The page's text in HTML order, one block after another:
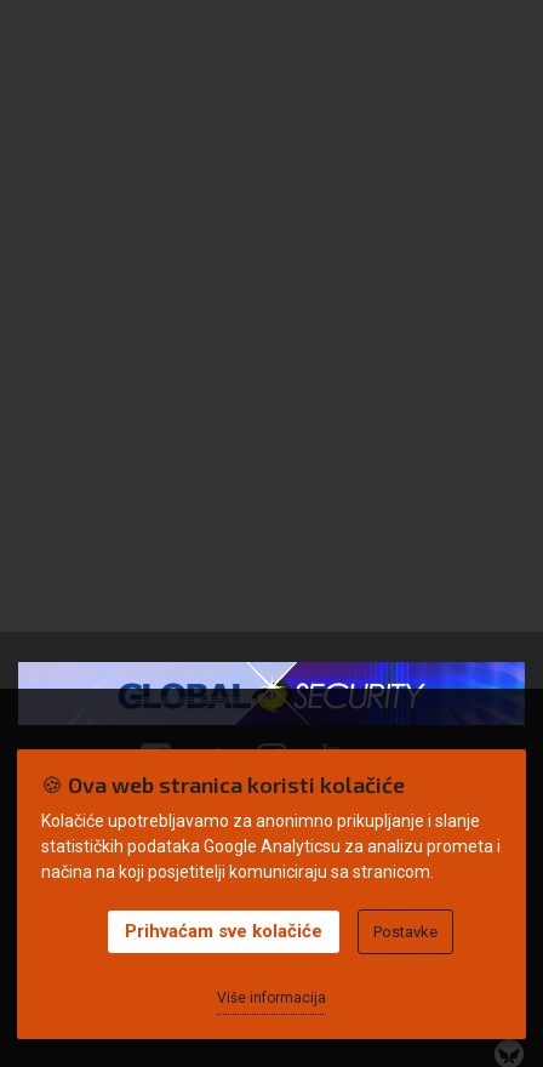
© Copyright 2026. | ARILEO
Uvjeti korištenja Politika privatnosti
Impressum
🍪 Ova web stranica koristi kolačiće
Kolačiće upotrebljavamo za anonimno prikupljanje i slanje
statističkih podataka Google Analyticsu za analizu prometa i
načina na koji posjetitelji komuniciraju sa stranicom.
Više informacija
Prihvaćam sve kolačiće Postavke